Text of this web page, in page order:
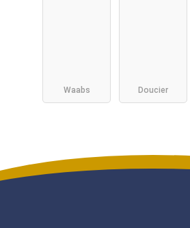
Waabs Doucier